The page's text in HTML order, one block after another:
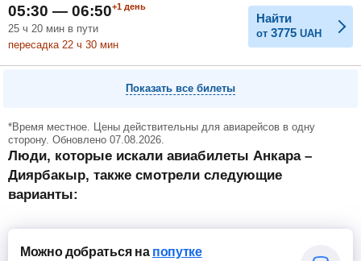
05:30 — 06:50+1 день
25 ч 20 мин в пути
пересадка 22 ч 30 мин
Найти
от 3775 UAH
Показать все билеты
*Время местное. Цены действительны для авиарейсов в одну
сторону. Обновлено 07.08.2026.
Люди, которые искали авиабилеты Анкара –
Диярбакыр, также смотрели следующие
варианты:
Можно добратьсяна попутке